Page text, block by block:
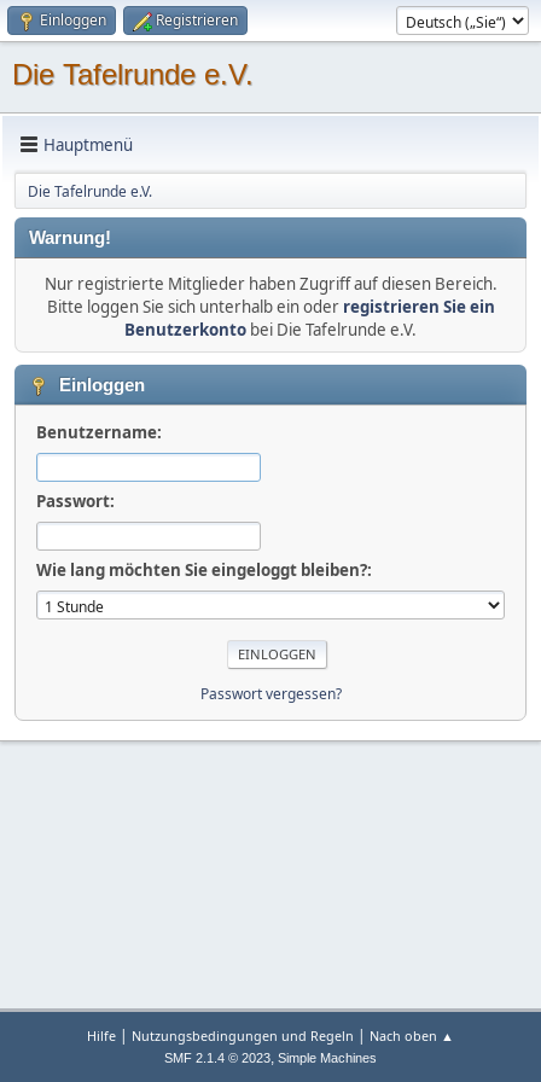
Einloggen Registrieren
Die Tafelrunde e.V.
Hauptmenü
Die Tafelrunde e.V.
Warnung!
Nur registrierte Mitglieder haben Zugriff auf diesen Bereich.
Bitte loggen Sie sich unterhalb ein oder registrieren Sie ein
Benutzerkonto bei Die Tafelrunde e.V.
Einloggen
Benutzername:
Passwort:
Wie lang möchten Sie eingeloggt bleiben?:
Passwort vergessen?
Hilfe | Nutzungsbedingungen und Regeln | Nach oben ▲
SMF 2.1.4 © 2023, Simple Machines